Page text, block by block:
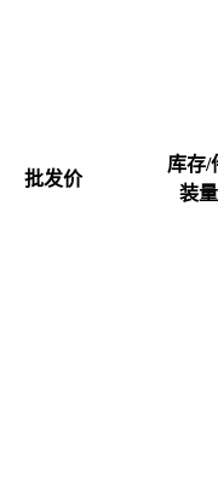
批发价
库存/
装量